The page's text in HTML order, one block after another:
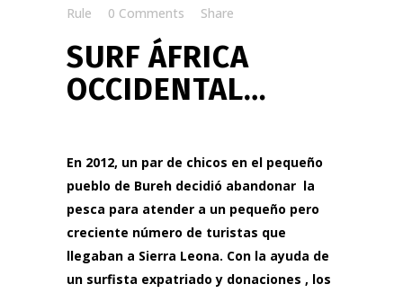
Rule
0 Comments Share
SURF ÁFRICA
OCCIDENTAL…
En 2012, un par de chicos en el pequeño
pueblo de Bureh decidió abandonar la
pesca para atender a un pequeño pero
creciente número de turistas que
llegaban a Sierra Leona. Con la ayuda de
un surfista expatriado y donaciones , los